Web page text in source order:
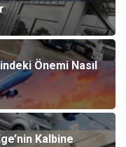
Önemi Nasıl
Kalbine